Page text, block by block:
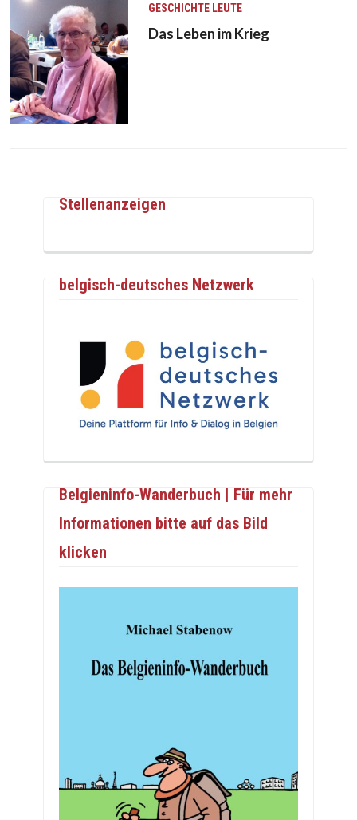
GESCHICHTE LEUTE
Das Leben im Krieg
Stellenanzeigen
belgisch-deutsches Netzwerk
Belgieninfo-Wanderbuch | Für mehr
Informationen bitte auf das Bild
klicken